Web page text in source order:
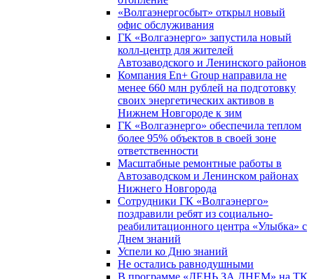
«Волгаэнергосбыт» открыл новый
офис обслуживания
ГК «Волгаэнерго» запустила новый
колл-центр для жителей
Автозаводского и Ленинского районов
Компания En+ Group направила не
менее 660 млн рублей на подготовку
своих энергетических активов в
Нижнем Новгороде к зим
ГК «Волгаэнерго» обеспечила теплом
более 95% объектов в своей зоне
ответственности
Масштабные ремонтные работы в
Автозаводском и Ленинском районах
Нижнего Новгорода
Сотрудники ГК «Волгаэнерго»
поздравили ребят из социально-
реабилитационного центра «Улыбка» с
Днем знаний
Успели ко Дню знаний
Не остались равнодушными